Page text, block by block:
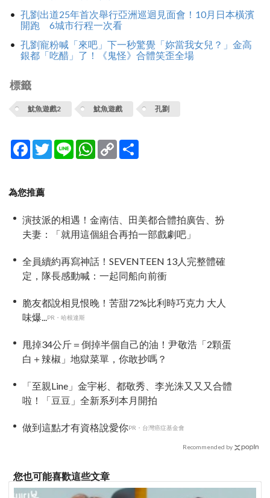
孔劉出道25年首次舉行亞洲巡迴見面會！10月日本橫濱
開跑 6城市行程一次看
孔劉寵粉喊「來吧」下一秒驚覺「妳當我女兒？」金高
銀都「吃醋」了！《鬼怪》合體笑歪全場
標籤
魷魚遊戲2 魷魚遊戲 孔劉
Facebook
TwitterLine WhatsApp
Copy
Link
為您推薦
演技派的相遇！金南佶、田美都合體拍廣告、扮
夫妻：「就用這個組合再拍一部戲劇吧」
全員續約再寫神話！SEVENTEEN 13人完整體確
定，隊長感動喊：一起同船向前衝
脆友都說相見恨晚！苦甜72%比利時巧克力 大人
味爆...PR・哈根達斯
甩掉34公斤＝倒掉半個自己的油！尹敬浩「2顆蛋
白＋辣椒」地獄菜單，你敢抄嗎？
「至親Line」金宇彬、都敬秀、李光洙又又又合體
啦！「豆豆」全新系列本月開拍
做到這點才有資格說愛你PR・台灣癌症基金會
Recommended by
您也可能喜歡這些文章